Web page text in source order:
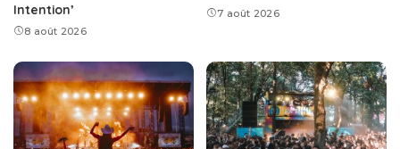
Intention’
8 août 2026
7 août 2026